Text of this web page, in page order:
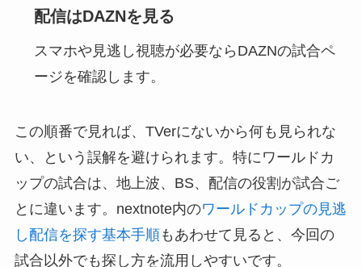
配信はDAZNを見る
スマホや見逃し視聴が必要ならDAZNの試合ペ
ージを確認します。
この順番で見れば、TVerにないから何も見られな
い、という誤解を避けられます。特にワールドカ
ップの試合は、地上波、BS、配信の役割が試合ご
とに違います。nextnote内のワールドカップの見逃
し配信を探す基本手順もあわせて見ると、今回の
試合以外でも探し方を流用しやすいです。